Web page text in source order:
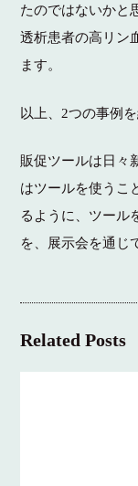
たのではないかと
透析患者の高リン
ます。
以上、2つの事例
販促ツールは日々
はツールを使うこ
るように、ツール
を、展示会を通じ
Related Posts